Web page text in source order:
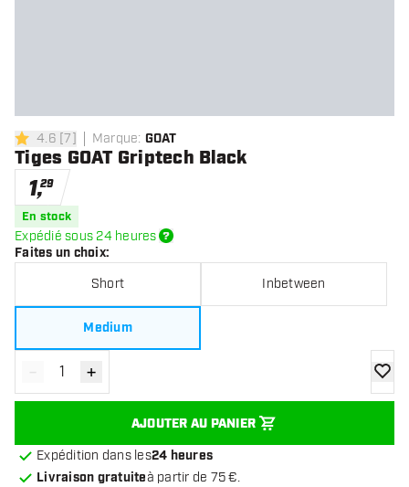
4.6 étoiles de notation
4.6 [7] Marque: GOAT
Tiges GOAT Griptech Black
1,29
En stock
Expédié sous 24 heures
Faites un choix:
Short Inbetween
Medium
Diminuer la quantité
- Augmenter la quantité
+
AJOUTER AU PANIER
Expédition dans les24 heures
Livraison gratuiteà partir de 75 €.